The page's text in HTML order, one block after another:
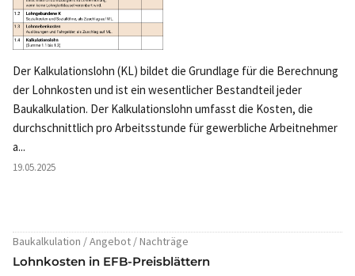
Der Kalkulationslohn (KL) bildet die Grundlage für die Berechnung
der Lohnkosten und ist ein wesentlicher Bestandteil jeder
Baukalkulation. Der Kalkulationslohn umfasst die Kosten, die
durchschnittlich pro Arbeitsstunde für gewerbliche Arbeitnehmer
a...
19.05.2025
Baukalkulation / Angebot / Nachträge
Lohnkosten in EFB-Preisblättern